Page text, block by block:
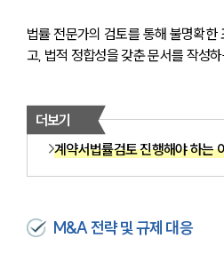
법률 전문가의 검토를 통해 불명확한
고, 법적 정합성을 갖춘 문서를 작성
더보기
계약서법률검토 진행해야 하는
M&A 전략 및 규제 대응